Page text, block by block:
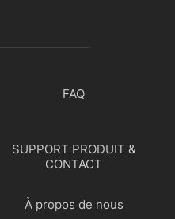
FAQ
SUPPORT PRODUIT &
CONTACT
À propos de nous